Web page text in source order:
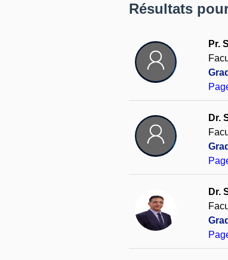
Résultats
Pr.
Dr.
Dr.